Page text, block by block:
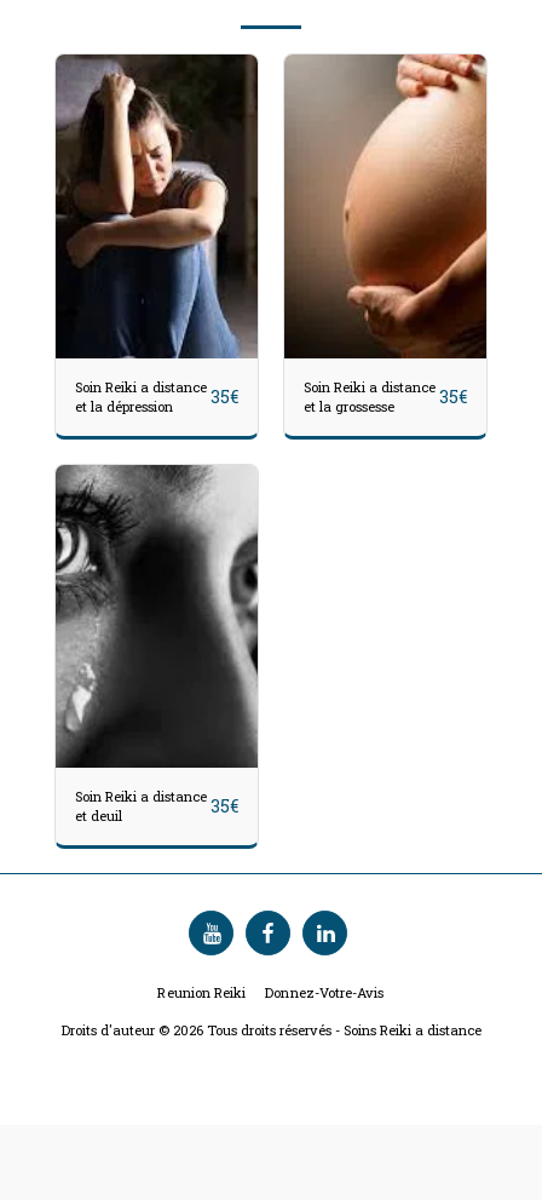
Soin Reiki a distance
et la dépression
35€
Soin Reiki a distance
et la grossesse
35€
Soin Reiki a distance
et deuil
35€
Reunion Reiki Donnez-Votre-Avis
Droits d'auteur © 2026 Tous droits réservés - Soins Reiki a distance